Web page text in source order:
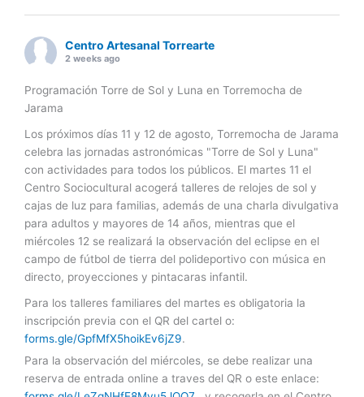
Centro Artesanal Torrearte
2 weeks ago
Programación Torre de Sol y Luna en Torremocha de
Jarama
Los próximos días 11 y 12 de agosto, Torremocha de Jarama
celebra las jornadas astronómicas "Torre de Sol y Luna"
con actividades para todos los públicos. El martes 11 el
Centro Sociocultural acogerá talleres de relojes de sol y
cajas de luz para familias, además de una charla divulgativa
para adultos y mayores de 14 años, mientras que el
miércoles 12 se realizará la observación del eclipse en el
campo de fútbol de tierra del polideportivo con música en
directo, proyecciones y pintacaras infantil.
Para los talleres familiares del martes es obligatoria la
inscripción previa con el QR del cartel o:
forms.gle/GpfMfX5hoikEv6jZ9.
Para la observación del miércoles, se debe realizar una
reserva de entrada online a traves del QR o este enlace: